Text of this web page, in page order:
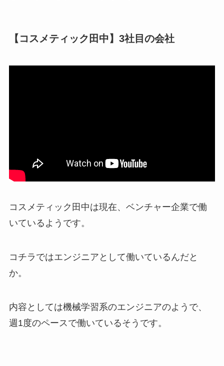
【コスメティック田中】3社目の会社
コスメティック田中は現在、ベンチャー企業で働
いているようです。
コチラではエンジニアとして働いているんだと
か。
内容としては機械学習系のエンジニアのようで、
週1度のペースで働いているそうです。